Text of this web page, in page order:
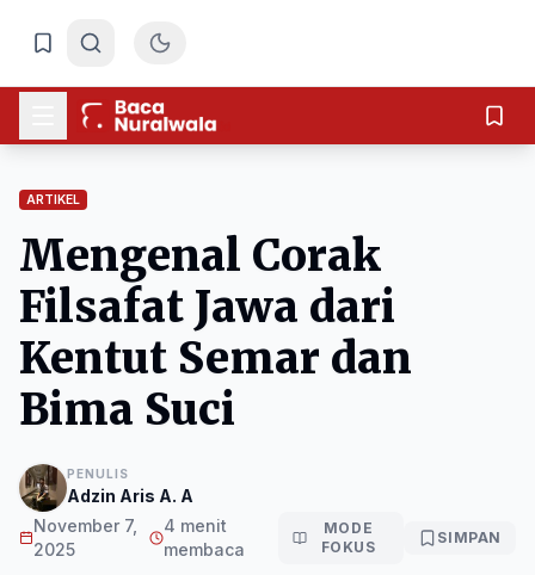
ARTIKEL
Mengenal Corak
Filsafat Jawa dari
Kentut Semar dan
Bima Suci
PENULIS
Adzin Aris A. A
November 7,
2025
4 menit
membaca
MODE
FOKUS
SIMPAN